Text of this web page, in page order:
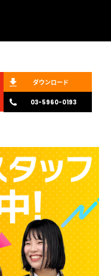
ダウンロード
03-5960-0193